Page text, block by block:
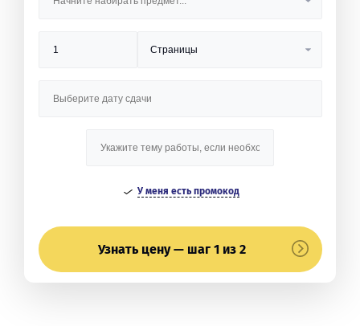
У меня есть промокод
Узнать цену — шаг 1 из 2